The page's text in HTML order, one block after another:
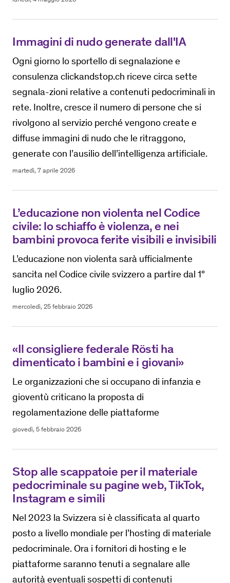
Immagini di nudo generate dall'IA
martedì, 7 aprile 2026
Ogni giorno lo sportello di segnalazione e
consulenza clickandstop.ch riceve circa sette
segnala-zioni relative a contenuti pedocriminali in
rete. Inoltre, cresce il numero di persone che si
rivolgono al servizio perché vengono create e
diffuse immagini di nudo che le ritraggono,
generate con l’ausilio dell’intelligenza artificiale.
L’educazione non violenta nel Codice
civile: lo schiaffo è violenza, e nei
bambini provoca ferite visibili e invisibili
mercoledì, 25 febbraio 2026
L’educazione non violenta sarà ufficialmente
sancita nel Codice civile svizzero a partire dal 1°
luglio 2026.
«Il consigliere federale Rösti ha
dimenticato i bambini e i giovani»
giovedì, 5 febbraio 2026
Le organizzazioni che si occupano di infanzia e
gioventù criticano la proposta di
regolamentazione delle piattaforme
Stop alle scappatoie per il materiale
pedocriminale su pagine web, TikTok,
Instagram e simili
Nel 2023 la Svizzera si è classificata al quarto
posto a livello mondiale per l’hosting di materiale
pedocriminale. Ora i fornitori di hosting e le
piattaforme saranno tenuti a segnalare alle
autorità eventuali sospetti di contenuti